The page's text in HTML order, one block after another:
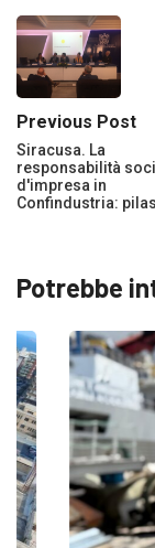
Previous Post
Siracusa. La
responsabilità
d'impresa in
Confindustria:
Potrebbe